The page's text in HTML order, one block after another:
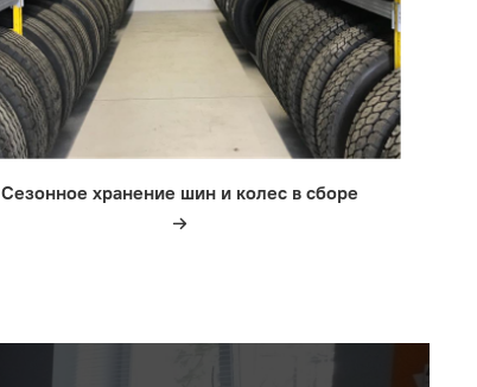
Сезонное хранение шин и колес в сборе